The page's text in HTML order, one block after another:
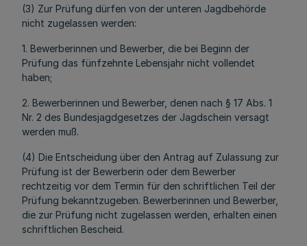
(3) Zur Prüfung dürfen von der unteren Jagdbehörde
nicht zugelassen werden:
1. Bewerberinnen und Bewerber, die bei Beginn der
Prüfung das fünfzehnte Lebensjahr nicht vollendet
haben;
2. Bewerberinnen und Bewerber, denen nach § 17 Abs. 1
Nr. 2 des Bundesjagdgesetzes der Jagdschein versagt
werden muß.
(4) Die Entscheidung über den Antrag auf Zulassung zur
Prüfung ist der Bewerberin oder dem Bewerber
rechtzeitig vor dem Termin für den schriftlichen Teil der
Prüfung bekanntzugeben. Bewerberinnen und Bewerber,
die zur Prüfung nicht zugelassen werden, erhalten einen
schriftlichen Bescheid.